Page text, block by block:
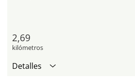
2,69
kilómetros
Detalles